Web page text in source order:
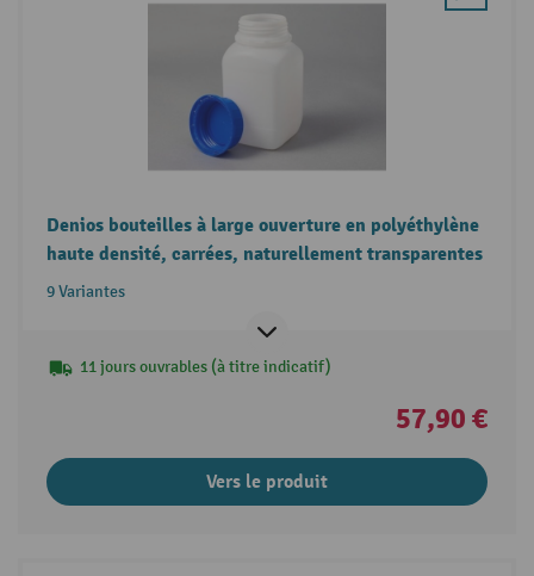
Denios bouteilles à large ouverture en polyéthylène
haute densité, carrées, naturellement transparentes
9 Variantes
11 jours ouvrables (à titre indicatif)
57,90 €
Vers le produit